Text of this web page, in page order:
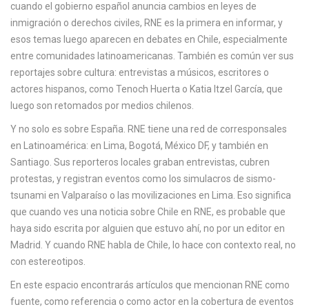
cuando el gobierno español anuncia cambios en leyes de
inmigración o derechos civiles, RNE es la primera en informar, y
esos temas luego aparecen en debates en Chile, especialmente
entre comunidades latinoamericanas. También es común ver sus
reportajes sobre cultura: entrevistas a músicos, escritores o
actores hispanos, como Tenoch Huerta o Katia Itzel García, que
luego son retomados por medios chilenos.
Y no solo es sobre España. RNE tiene una red de corresponsales
en Latinoamérica: en Lima, Bogotá, México DF, y también en
Santiago. Sus reporteros locales graban entrevistas, cubren
protestas, y registran eventos como los simulacros de sismo-
tsunami en Valparaíso o las movilizaciones en Lima. Eso significa
que cuando ves una noticia sobre Chile en RNE, es probable que
haya sido escrita por alguien que estuvo ahí, no por un editor en
Madrid. Y cuando RNE habla de Chile, lo hace con contexto real, no
con estereotipos.
En este espacio encontrarás artículos que mencionan RNE como
fuente, como referencia o como actor en la cobertura de eventos